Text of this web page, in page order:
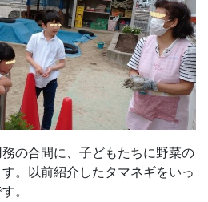
の合間に、子どもたちに野菜の
。以前紹介したタマネギをいっ
。